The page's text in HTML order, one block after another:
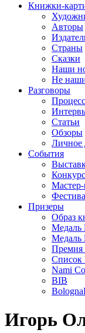
Книжки-
Авторы
Страны
Сказки
Наши
Не
Разговоры
Процесс
Статьи
Обзоры
Личное
События
Призеры
Образ
Медаль
Медаль
Премия
Список
Nami
BIB
Игорь